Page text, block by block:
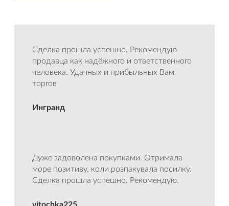
Сделка прошла успешно. Рекомендую
продавца как надёжного и ответственного
человека. Удачных и прибыльных Вам
торгов
Ингранд
Дуже задоволена покупками. Отримала
море позитиву, коли розпакувала посилку.
Сделка прошла успешно. Рекомендую.
vitochka225